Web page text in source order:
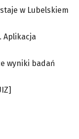
w Lubelskiem
Aplikacja
wyniki badań